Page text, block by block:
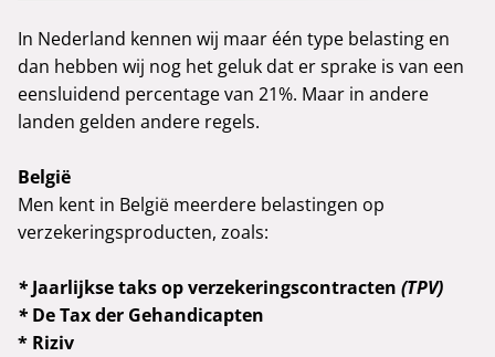
In Nederland kennen wij maar één type belasting en
dan hebben wij nog het geluk dat er sprake is van een
eensluidend percentage van 21%. Maar in andere
landen gelden andere regels.
België
Men kent in België meerdere belastingen op
verzekeringsproducten, zoals:
* Jaarlijkse taks op verzekeringscontracten (TPV)
* De Tax der Gehandicapten
* Riziv